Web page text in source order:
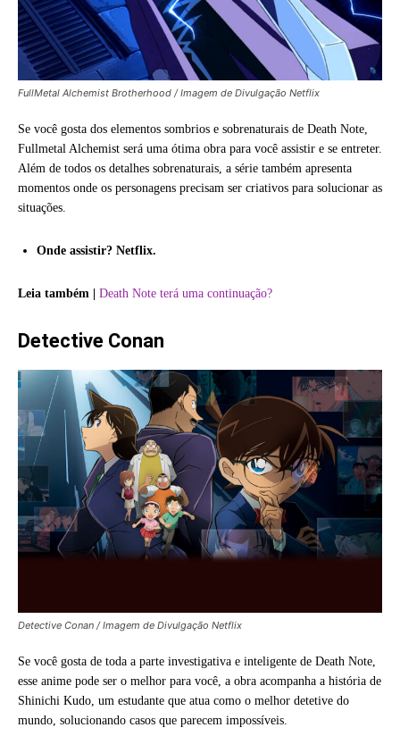
FullMetal Alchemist Brotherhood / Imagem de Divulgação Netflix
Se você gosta dos elementos sombrios e sobrenaturais de Death Note,
Fullmetal Alchemist será uma ótima obra para você assistir e se entreter.
Além de todos os detalhes sobrenaturais, a série também apresenta
momentos onde os personagens precisam ser criativos para solucionar as
situações.
Onde assistir? Netflix.
Leia também | Death Note terá uma continuação?
Detective Conan
Detective Conan / Imagem de Divulgação Netflix
Se você gosta de toda a parte investigativa e inteligente de Death Note,
esse anime pode ser o melhor para você, a obra acompanha a história de
Shinichi Kudo, um estudante que atua como o melhor detetive do
mundo, solucionando casos que parecem impossíveis.